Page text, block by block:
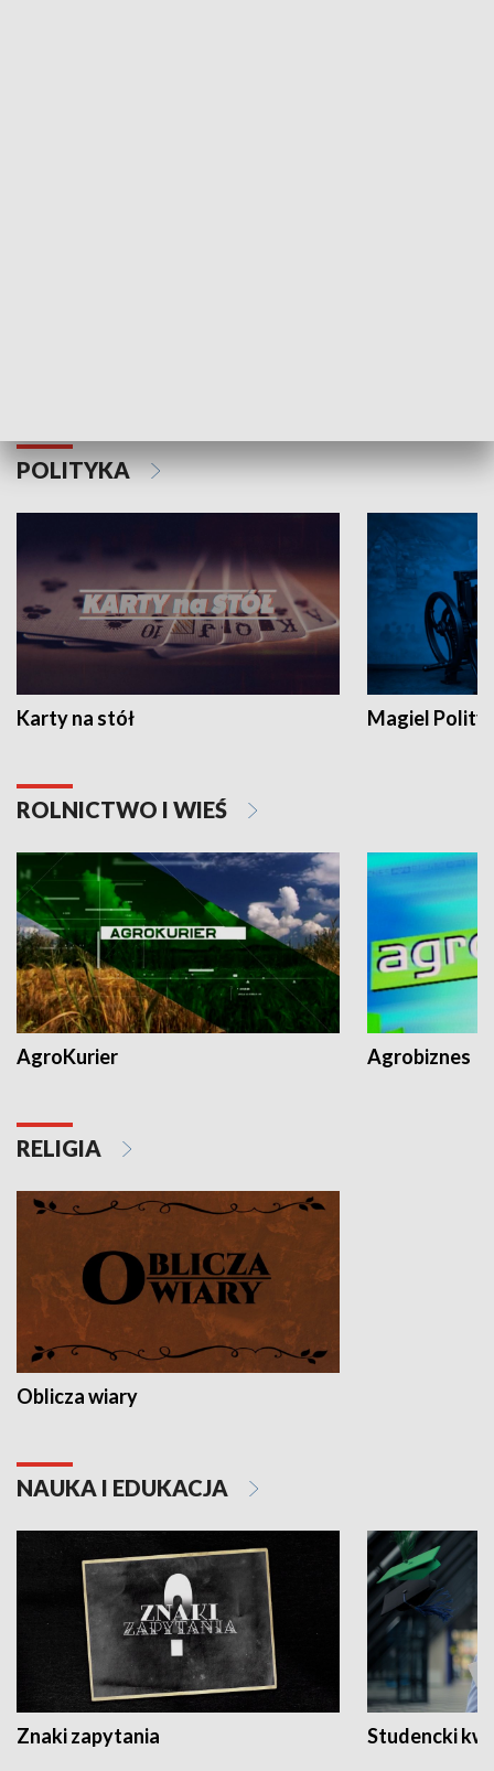
POLITYKA
Karty na stół Magiel
ROLNICTWO I WIEŚ
AgroKurier Agrobiznes
RELIGIA
Oblicza wiary
NAUKA I EDUKACJA
Znaki zapytania Studencki